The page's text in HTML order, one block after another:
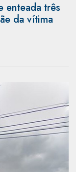
enteada três
da vítima